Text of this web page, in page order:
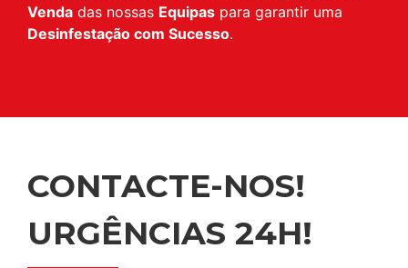
Venda das nossas Equipas para garantir uma
Desinfestação com Sucesso.
CONTACTE-NOS!
URGÊNCIAS 24H!